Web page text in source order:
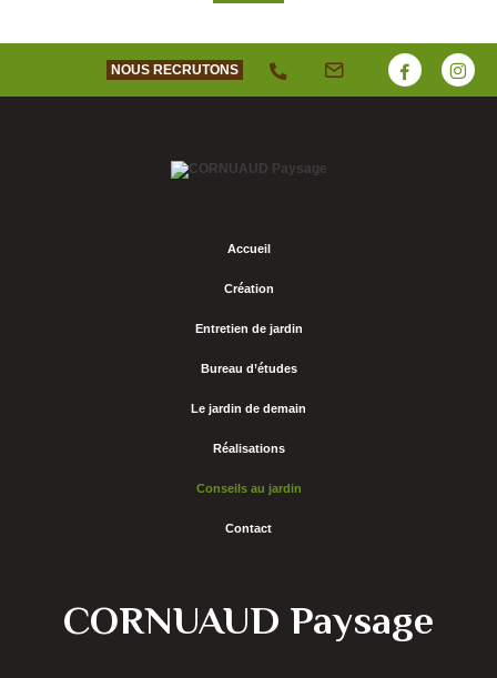
NOUS RECRUTONS
Accueil
Création
Entretien de jardin
Bureau d’études
Le jardin de demain
Réalisations
Conseils au jardin
Contact
CORNUAUD Paysage